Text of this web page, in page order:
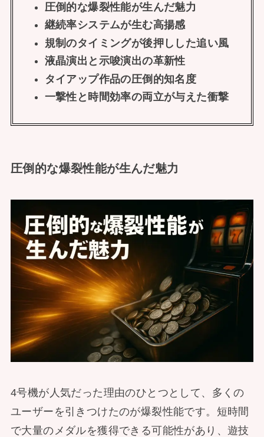
圧倒的な爆裂性能が生んだ魅力
継続率システムが生む高揚感
規制のタイミングが後押しした追い風
液晶演出と示唆演出の革新性
タイアップ作品の圧倒的知名度
一撃性と時間効率の両立が与えた衝撃
圧倒的な爆裂性能が生んだ魅力
4号機が人気だった理由のひとつとして、多くの
ユーザーを引きつけたのが爆裂性能です。短時間
で大量のメダルを獲得できる可能性があり、遊技